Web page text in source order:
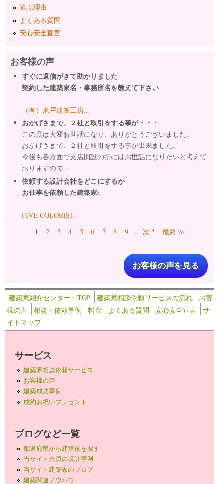
選ぶ理由
よくある質問
安心安全宣言
お客様の声
すぐに返信がきて助かりました
契約した建築家名・事務所名を教えて下さい
（有）米戸建築工房...
おかげさまで、２社と取引をする事が・・・
この度は大変お世話になり、ありがとうございました、
おかげさまで、２社と取引をする事が出来ました。
今後も各方面で支店開設の折にはお世話になりたいと考えて
おりますので...
依頼する設計会社をどこにするか
お仕事を依頼した建築家:
FIVE COLOR[S]...
ページ1 2 3 4 5 6 7 8 9 … 次 ? 最終 ≫
お客様の声を見る
建築家紹介センター・TOP 建築家相談依頼サービスの流れ
お客
様の声
相談・依頼事例 料金 よくある質問 安心安全宣言
サ
イトマップ
サービス
建築家相談依頼サービス
お客様の声
建築成功事例
成約お祝いプレゼント
ブログなど一覧
都道府県から建築家を探す
当サイト会員の設計事例
当サイト建築家のブログ
建築関連ノウハウ